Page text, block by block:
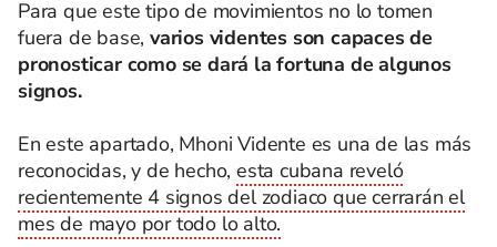
Para que este tipo de movimientos no lo tomen
fuera de base,varios videntes son capaces de
pronosticar como se dará la fortuna de algunos
signos.
En este apartado, Mhoni Vidente es una de las más
reconocidas, y de hecho,esta cubana reveló
recientemente 4 signos del zodiaco que cerrarán el
mes de mayo por todo lo alto.